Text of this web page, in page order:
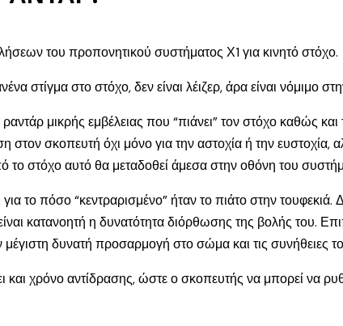
του προπονητικού συστήματος Χ1 για κινητό στόχο.
στίγμα στο στόχο, δεν είναι λέιζερ, άρα είναι νόμιμο
μικρής εμβέλειας που “πιάνει” τον στόχο καθώς
στον σκοπευτή όχι μόνο για την αστοχία ή την
στόχο αυτό θα μεταδοθεί άμεσα στην οθόνη του
το πόσο “κεντραρισμένο” ήταν το πιάτο στην τουφεκιά.
κατανοητή η δυνατότητα διόρθωσης της βολής του.
μέγιστη δυνατή προσαρμογή στο σώμα και τις συνήθειες
χρόνο αντίδρασης, ώστε ο σκοπευτής να μπορεί να